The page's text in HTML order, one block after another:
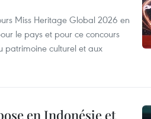
Miss Heritage Global 2026 en
le pays et pour ce concours
patrimoine culturel et aux
en Indonésie et